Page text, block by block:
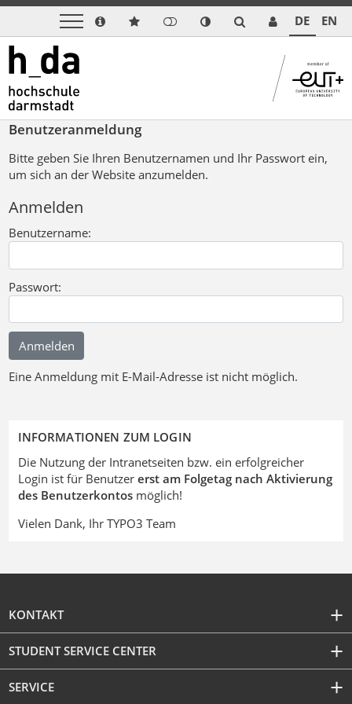
DE EN
Benutzeranmeldung
Bitte geben Sie Ihren Benutzernamen und Ihr Passwort ein,
um sich an der Website anzumelden.
Anmelden
Benutzername:
Passwort:
Eine Anmeldung mit E-Mail-Adresse ist nicht möglich.
INFORMATIONEN ZUM LOGIN
Die Nutzung der Intranetseiten bzw. ein erfolgreicher
Login ist für Benutzer erst am Folgetag nach Aktivierung
des Benutzerkontosmöglich!
Vielen Dank, Ihr TYPO3 Team
KONTAKT
STUDENT SERVICE CENTER
SERVICE